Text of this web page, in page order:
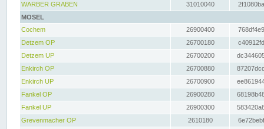
WARBER GRABEN
31010040
MOSEL
Cochem
26900400
Detzem OP
26700180
Detzem UP
26700200
Enkirch OP
26700880
Enkirch UP
26700900
Fankel OP
26900280
Fankel UP
26900300
Grevenmacher OP
2610180